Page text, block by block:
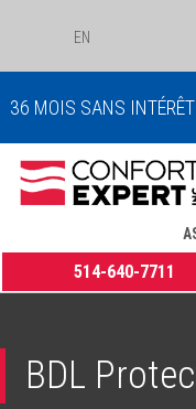
EN
36 MOIS SANS INTÉRÊT
514-640-7711
BDL